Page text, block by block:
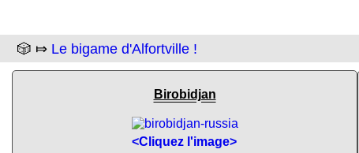
🎲 ⤇ Le bigame d'Alfortville !
Birobidjan
<Cliquez l'image>